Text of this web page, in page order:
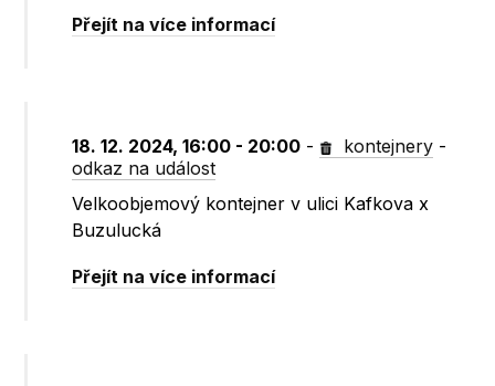
Přejít na více informací
18. 12. 2024, 16:00 - 20:00 - kontejnery -
odkaz na událost
Velkoobjemový kontejner v ulici Kafkova x
Buzulucká
Přejít na více informací